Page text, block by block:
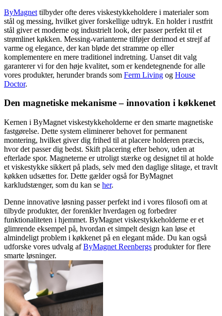
ByMagnet tilbyder ofte deres viskestykkeholdere i materialer som
stål og messing, hvilket giver forskellige udtryk. En holder i rustfrit
stål giver et moderne og industrielt look, der passer perfekt til et
strømlinet køkken. Messing-varianterne tilføjer derimod et strejf af
varme og elegance, der kan bløde det stramme op eller
komplementere en mere traditionel indretning. Uanset dit valg
garanterer vi for den høje kvalitet, som er kendetegnende for alle
vores produkter, herunder brands som Ferm Living og House
Doctor.
Den magnetiske mekanisme – innovation i køkkenet
Kernen i ByMagnet viskestykkeholderne er den smarte magnetiske
fastgørelse. Dette system eliminerer behovet for permanent
montering, hvilket giver dig frihed til at placere holderen præcis,
hvor det passer dig bedst. Skift placering efter behov, uden at
efterlade spor. Magneterne er utroligt stærke og designet til at holde
et viskestykke sikkert på plads, selv med den daglige slitage, et travlt
køkken udsættes for. Dette gælder også for ByMagnet
karkludstænger, som du kan se her.
Denne innovative løsning passer perfekt ind i vores filosofi om at
tilbyde produkter, der forenkler hverdagen og forbedrer
funktionaliteten i hjemmet. ByMagnet viskestykkeholderne er et
glimrende eksempel på, hvordan et simpelt design kan løse et
almindeligt problem i køkkenet på en elegant måde. Du kan også
udforske vores udvalg afByMagnet Reenbergs produkter for flere
smarte løsninger.